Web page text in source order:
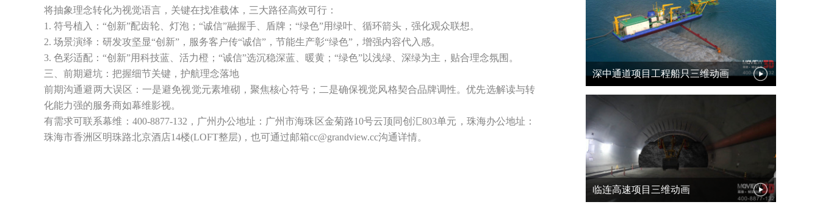
将抽象理念转化为视觉语言，关键在找准载体，三大路径高效可行：
1. 符号植入：“创新”配齿轮、灯泡；“诚信”融握手、盾牌；“绿色”用绿叶、循环箭头，强化观众联想。
2. 场景演绎：研发攻坚显“创新”，服务客户传“诚信”，节能生产彰“绿色”，增强内容代入感。
3. 色彩适配：“创新”用科技蓝、活力橙；“诚信”选沉稳深蓝、暖黄；“绿色”以浅绿、深绿为主，贴合理念氛围。
三、前期避坑：把握细节关键，护航理念落地
前期沟通避两大误区：一是避免视觉元素堆砌，聚焦核心符号；二是确保视觉风格契合品牌调性。优先选解读与转
化能力强的服务商如幕维影视。
有需求可联系幕维：400-8877-132，广州办公地址：广州市海珠区金菊路10号云顶同创汇803单元，珠海办公地址：
珠海市香洲区明珠路北京酒店14楼(LOFT整层)，也可通过邮箱cc@grandview.cc沟通详情。
深中通道项目工程船只三维动画
临连高速项目三维动画